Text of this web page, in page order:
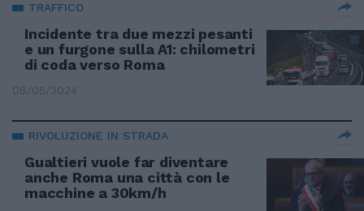
TRAFFICO
Incidente tra due mezzi pesanti
e un furgone sulla A1: chilometri
di coda verso Roma
08/05/2024
RIVOLUZIONE IN STRADA
Gualtieri vuole far diventare
anche Roma una città con le
macchine a 30km/h